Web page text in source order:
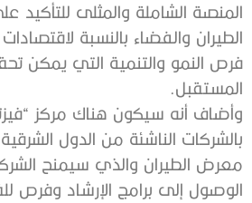
المنصة الشاملة والمثلى
الطيران والفضاء بالنسبة
فرص النمو والتنمية التي يمكن
المستقبل.
وأضاف أنه سيكون هناك مركز
بالشركات الناشئة من الدول
معرض الطيران والذي سيمنح
الوصول إلى برامج الإرشاد وفرص